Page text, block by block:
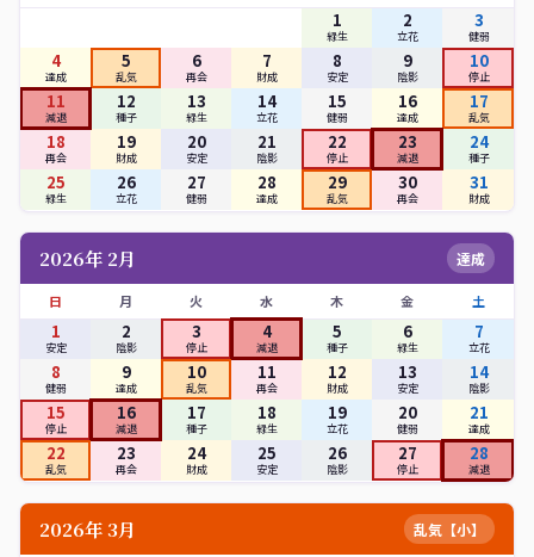
1
緑生
2
立花
3
健弱
4
達成
5
乱気
6
再会
7
財成
8
安定
9
陰影
10
停止
11
減退
12
種子
13
緑生
14
立花
15
健弱
16
達成
17
乱気
18
再会
19
財成
20
安定
21
陰影
22
停止
23
減退
24
種子
25
緑生
26
立花
27
健弱
28
達成
29
乱気
30
再会
31
財成
2026年 2月 達成
日 月 火 水 木 金 土
1
安定
2
陰影
3
停止
4
減退
5
種子
6
緑生
7
立花
8
健弱
9
達成
10
乱気
11
再会
12
財成
13
安定
14
陰影
15
停止
16
減退
17
種子
18
緑生
19
立花
20
健弱
21
達成
22
乱気
23
再会
24
財成
25
安定
26
陰影
27
停止
28
減退
2026年 3月 乱気【小】